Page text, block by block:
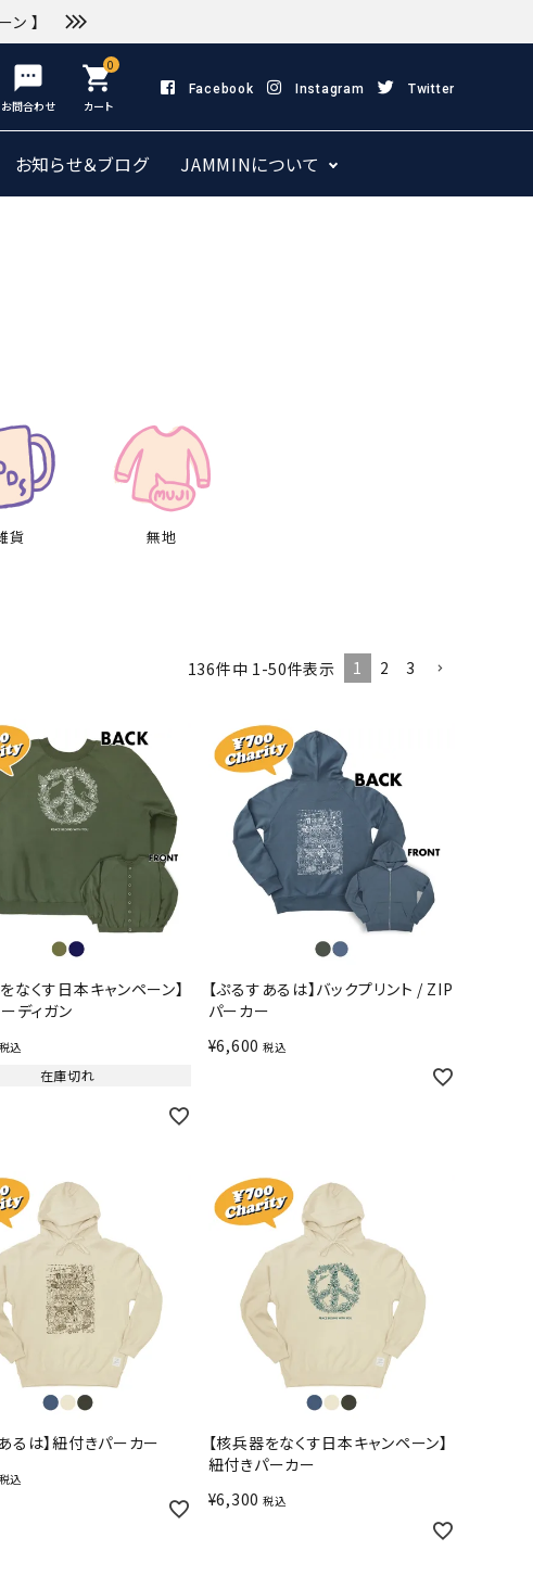
ン 】
sms
お問合わせ
0
shopping_cart
カート
Facebook Instagram Twitter
お知らせ＆ブログ JAMMINについて
貨 無地
136件中 1 -50件表示 1 2 3
なくす日本キャンペーン】
ディガン
税込
在庫切れ
【ぷるすあるは】バックプリント / ZIP
パーカー
¥6,600 税込
るは】紐付きパーカー
税込
【核兵器をなくす日本キャンペーン】
紐付きパーカー
¥6,300 税込